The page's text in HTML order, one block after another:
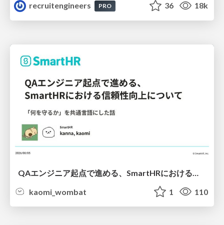
recruitengineers
PRO 36 18k
kaomi_wombat
1 110